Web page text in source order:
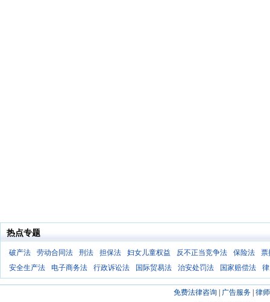
热点专题
破产法 劳动合同法 刑法 担保法 妇女儿童权益 反不正当竞争法 保险法
票
安全生产法
电子商务法 行政诉讼法 国际贸易法 治安处罚法 国家赔偿法
免费法律咨询 广告服务| 律